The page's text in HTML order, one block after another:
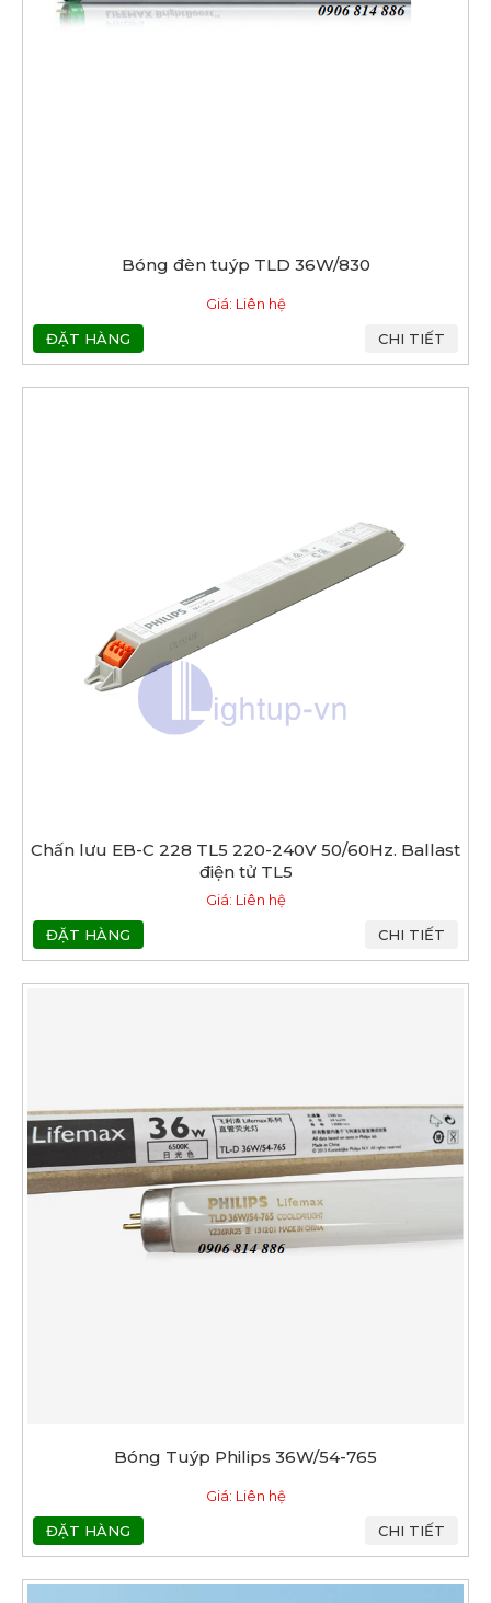
Bóng đèn tuýp TLD 36W/830
Giá: Liên hệ
ĐẶT HÀNG
CHI TIẾT
Chấn lưu EB-C 228 TL5 220-240V 50/60Hz. Ballast
điện tử TL5
Giá: Liên hệ
ĐẶT HÀNG
CHI TIẾT
Bóng Tuýp Philips 36W/54-765
Giá: Liên hệ
ĐẶT HÀNG
CHI TIẾT